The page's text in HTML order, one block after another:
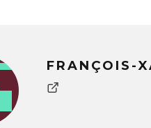
FRANÇOIS-